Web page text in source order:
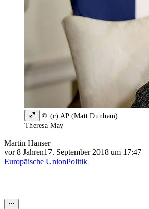
© (c) AP (Matt Dunham)
Theresa May
Martin Hanser
vor 8 Jahren17. September 2018 um 17:47
Europäische UnionPolitik